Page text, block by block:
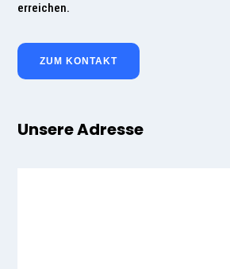
erreichen.
ZUM KONTAKT
Unsere Adresse